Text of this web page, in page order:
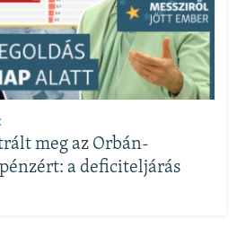
meg az Orbán-
a deficiteljárás